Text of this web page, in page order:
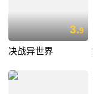
3.9
决战异世界